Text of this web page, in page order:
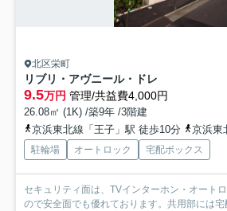
北区栄町
リブリ・アヴニール・ドレ
9.5万円 管理/共益費4,000円
26.08㎡ (1K) /築9年 /3階建
京浜東北線「王子」駅 徒歩10分
京浜東
駐輪場 オートロック 宅配ボックス
セキュリティ面は、TVインターホン・オート
ので安全面でも優れております。共用部には